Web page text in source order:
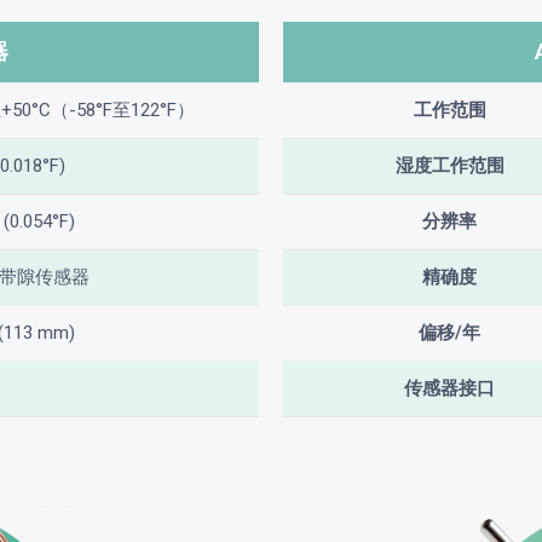
（-58°F至122°F）
隙传感器
mm)
工作范围
湿度工作范围
分辨率
精确度
偏移/年
传感器接口